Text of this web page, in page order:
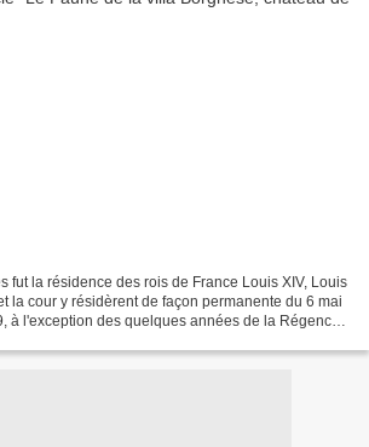
fut la résidence des rois de France Louis XIV, Louis
la cour y résidèrent de façon permanente du 6 mai
à l'exception des quelques années de la Régence.